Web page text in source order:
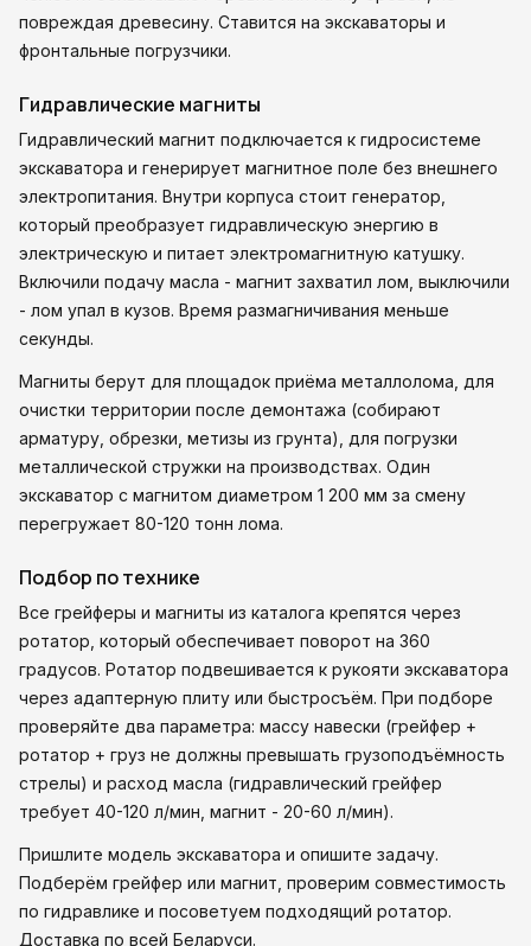
повреждая древесину. Ставится на экскаваторы и
фронтальные погрузчики.
Гидравлические магниты
Гидравлический магнит подключается к гидросистеме
экскаватора и генерирует магнитное поле без внешнего
электропитания. Внутри корпуса стоит генератор,
который преобразует гидравлическую энергию в
электрическую и питает электромагнитную катушку.
Включили подачу масла - магнит захватил лом, выключили
- лом упал в кузов. Время размагничивания меньше
секунды.
Магниты берут для площадок приёма металлолома, для
очистки территории после демонтажа (собирают
арматуру, обрезки, метизы из грунта), для погрузки
металлической стружки на производствах. Один
экскаватор с магнитом диаметром 1 200 мм за смену
перегружает 80-120 тонн лома.
Подбор по технике
Все грейферы и магниты из каталога крепятся через
ротатор, который обеспечивает поворот на 360
градусов. Ротатор подвешивается к рукояти экскаватора
через адаптерную плиту или быстросъём. При подборе
проверяйте два параметра: массу навески (грейфер +
ротатор + груз не должны превышать грузоподъёмность
стрелы) и расход масла (гидравлический грейфер
требует 40-120 л/мин, магнит - 20-60 л/мин).
Пришлите модель экскаватора и опишите задачу.
Подберём грейфер или магнит, проверим совместимость
по гидравлике и посоветуем подходящий ротатор.
Доставка по всей Беларуси.